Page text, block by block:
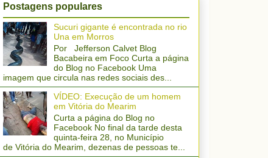
Postagens populares
Sucuri gigante é encontrada no rio
Una em Morros
Por Jefferson Calvet Blog
Bacabeira em Foco Curta a página
do Blog no Facebook Uma
imagem que circula nas redes sociais des...
VÍDEO: Execução de um homem
em Vitória do Mearim
Curta a página do Blog no
Facebook No final da tarde desta
quinta-feira 28, no Município
de Vitória do Mearim, dezenas de pessoas te...